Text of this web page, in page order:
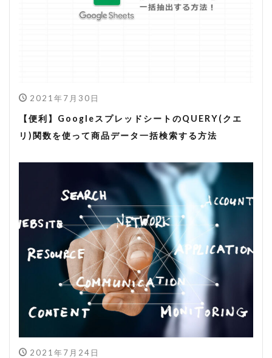
2021年7月30日
【便利】GoogleスプレッドシートのQUERY(クエ
リ)関数を使って商品データ一括検索する方法
2021年7月24日